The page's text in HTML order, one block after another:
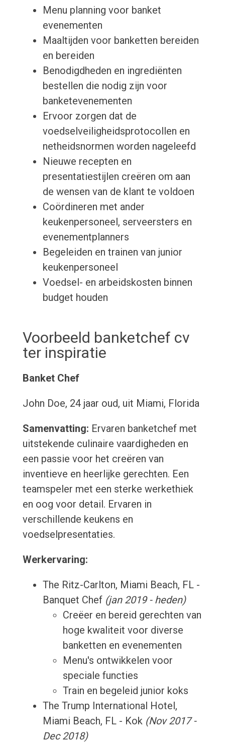
Menu planning voor banket
evenementen
Maaltijden voor banketten bereiden
en bereiden
Benodigdheden en ingrediënten
bestellen die nodig zijn voor
banketevenementen
Ervoor zorgen dat de
voedselveiligheidsprotocollen en
netheidsnormen worden nageleefd
Nieuwe recepten en
presentatiestijlen creëren om aan
de wensen van de klant te voldoen
Coördineren met ander
keukenpersoneel, serveersters en
evenementplanners
Begeleiden en trainen van junior
keukenpersoneel
Voedsel- en arbeidskosten binnen
budget houden
Voorbeeld banketchef cv
ter inspiratie
Banket Chef
John Doe, 24 jaar oud, uit Miami, Florida
Samenvatting: Ervaren banketchef met
uitstekende culinaire vaardigheden en
een passie voor het creëren van
inventieve en heerlijke gerechten. Een
teamspeler met een sterke werkethiek
en oog voor detail. Ervaren in
verschillende keukens en
voedselpresentaties.
Werkervaring:
The Ritz-Carlton, Miami Beach, FL -
Banquet Chef (jan 2019 - heden)
Creëer en bereid gerechten van
hoge kwaliteit voor diverse
banketten en evenementen
Menu's ontwikkelen voor
speciale functies
Train en begeleid junior koks
The Trump International Hotel,
Miami Beach, FL - Kok (Nov 2017 -
Dec 2018)